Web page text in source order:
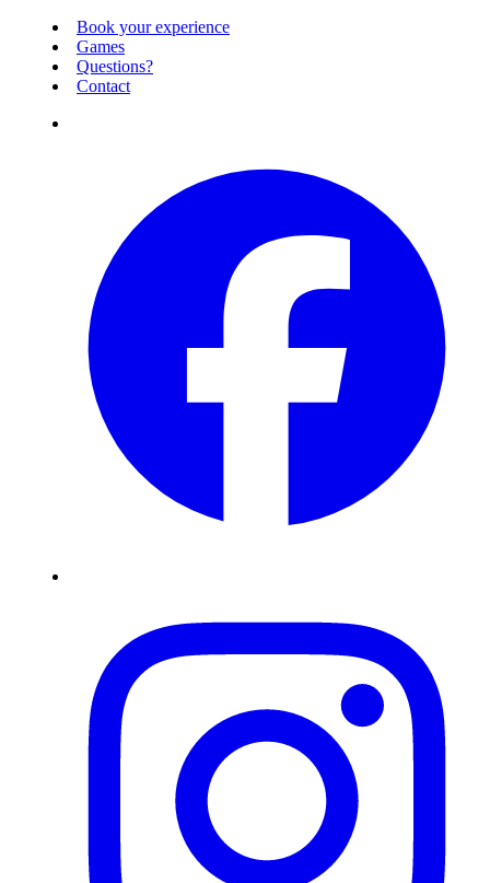
Book your experience
Games
Questions?
Contact